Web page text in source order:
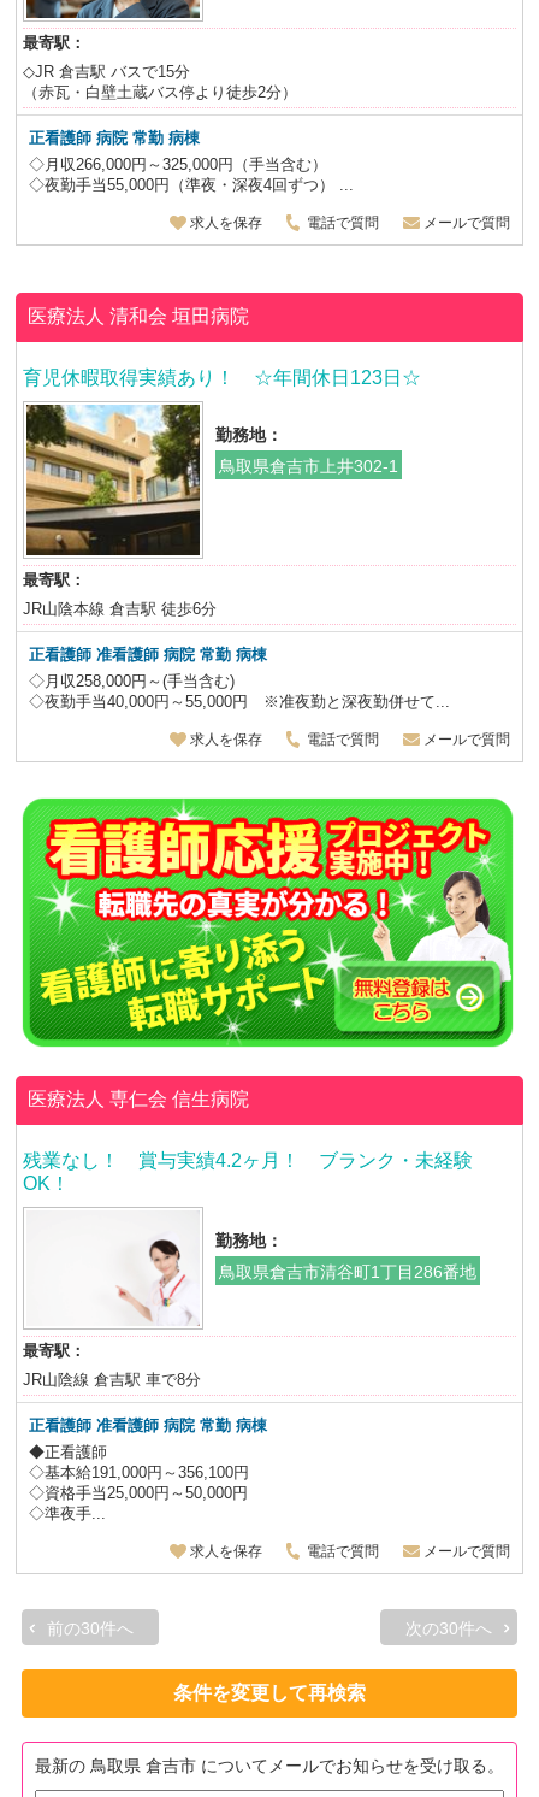
最寄駅：
◇JR 倉吉駅 バスで15分
（赤瓦・白壁土蔵バス停より徒歩2分）
正看護師 病院 常勤 病棟
◇月収266,000円～325,000円（手当含む）
◇夜勤手当55,000円（準夜・深夜4回ずつ） ...
求人を保存 電話で質問 メールで質問
医療法人 清和会垣田病院
育児休暇取得実績あり！ ☆年間休日123日☆
勤務地：
鳥取県倉吉市上井302-1
最寄駅：
JR山陰本線 倉吉駅 徒歩6分
正看護師 准看護師 病院 常勤 病棟
◇月収258,000円～(手当含む)
◇夜勤手当40,000円～55,000円 ※准夜勤と深夜勤併せて...
求人を保存 電話で質問 メールで質問
医療法人 専仁会信生病院
残業なし！ 賞与実績4.2ヶ月！ ブランク・未経験
OK！
勤務地：
鳥取県倉吉市清谷町1丁目286番地
最寄駅：
JR山陰線 倉吉駅 車で8分
正看護師 准看護師 病院 常勤 病棟
◆正看護師
◇基本給191,000円～356,100円
◇資格手当25,000円～50,000円
◇準夜手...
求人を保存 電話で質問 メールで質問
前の30件へ 次の30件へ
条件を変更して再検索
最新の 鳥取県 倉吉市 についてメールでお知らせを受け取る。